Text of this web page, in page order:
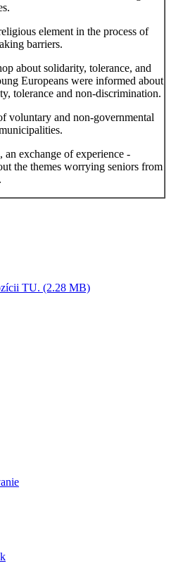
element in the process of
barriers.
about solidarity, tolerance, and
Europeans were informed about
tolerance and non-discrimination.
voluntary and non-governmental
exchange of experience -
the themes worrying seniors from
TU. (2.28 MB)